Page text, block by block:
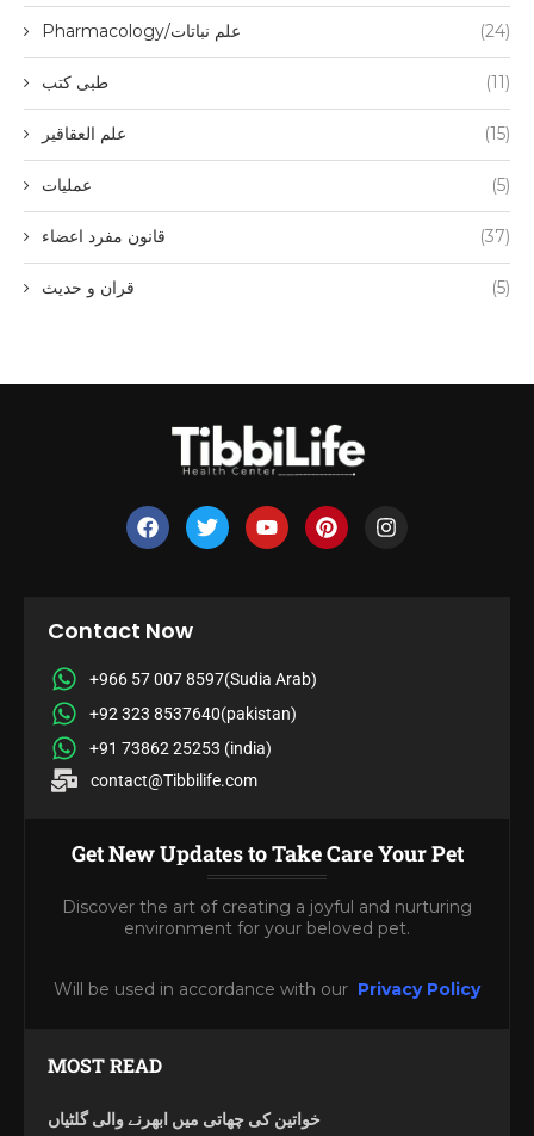
Pharmacology/علم نباتات (24)
طبی کتب (11)
علم العقاقیر (15)
عملیات (5)
قانون مفرد اعضاء (37)
قران و حدیث (5)
Contact Now
+966 57 007 8597(Sudia Arab)
+92 323 8537640(pakistan)
+91 73862 25253 (india)
contact@Tibbilife.com
Get New Updates to Take Care Your Pet
Discover the art of creating a joyful and nurturing
environment for your beloved pet.
Will be used in accordance with our Privacy Policy
MOST READ
خواتین کی چھاتی میں ابھرنے والی گلٹیاں